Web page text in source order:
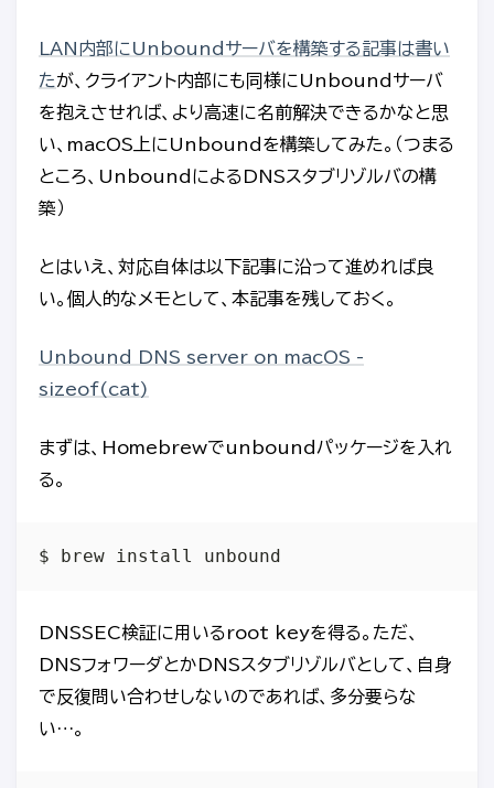
LAN内部にUnboundサーバを構築する記事は書い
たが、クライアント内部にも同様にUnboundサーバ
を抱えさせれば、より高速に名前解決できるかなと思
い、macOS上にUnboundを構築してみた。（つまる
ところ、UnboundによるDNSスタブリゾルバの構
築）
とはいえ、対応自体は以下記事に沿って進めれば良
い。個人的なメモとして、本記事を残しておく。
Unbound DNS server on macOS -
sizeof(cat)
まずは、Homebrewでunboundパッケージを入れ
る。
DNSSEC検証に用いるroot keyを得る。ただ、
DNSフォワーダとかDNSスタブリゾルバとして、自身
で反復問い合わせしないのであれば、多分要らな
い…。